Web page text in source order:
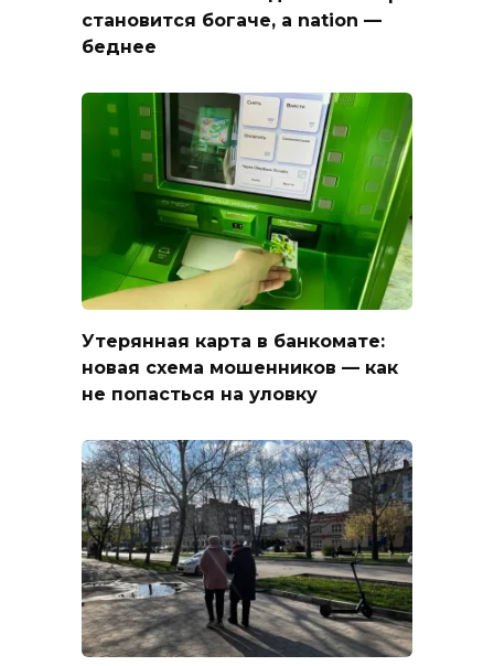
становится богаче, а nation —
беднее
Утерянная карта в банкомате:
новая схема мошенников — как
не попасться на уловку